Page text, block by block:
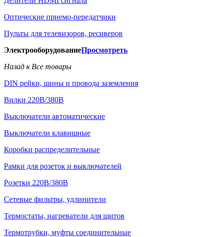
Оптические приемо-передатчики
Пульты для телевизоров, ресиверов
ЭлектрооборудованиеПросмотреть
Назад к Все товары
DIN рейки, шины и провода заземления
Вилки 220В/380В
Выключатели автоматические
Выключатели клавишные
Коробки распределительные
Рамки для розеток и выключателей
Розетки 220В/380В
Сетевые фильтры, удлинители
Термостаты, нагреватели для щитов
Термотрубки, муфты соединительные